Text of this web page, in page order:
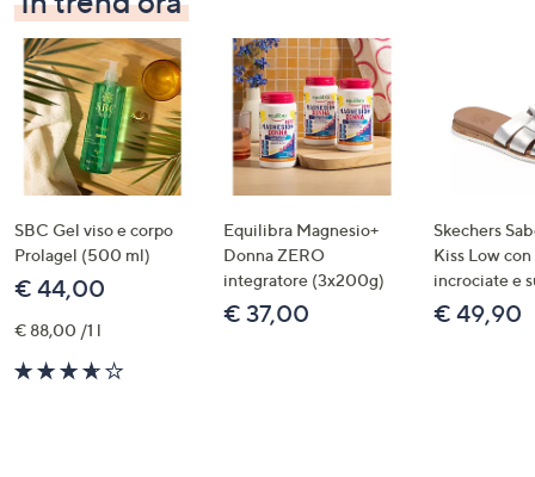
SBC Gel viso e corpo
Prolagel (500 ml)
€ 44,00
€ 88,00 /1 l
Equilibra Magnesio+
Donna ZERO
integratore (3x200g)
€ 37,00
Skechers
Kiss Low con
incrociate e
€ 49,90